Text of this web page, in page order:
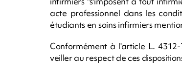
acte professionnel dans les
étudiants en soins infirmiers
Conformément à l'article L.
veiller au respect de ces